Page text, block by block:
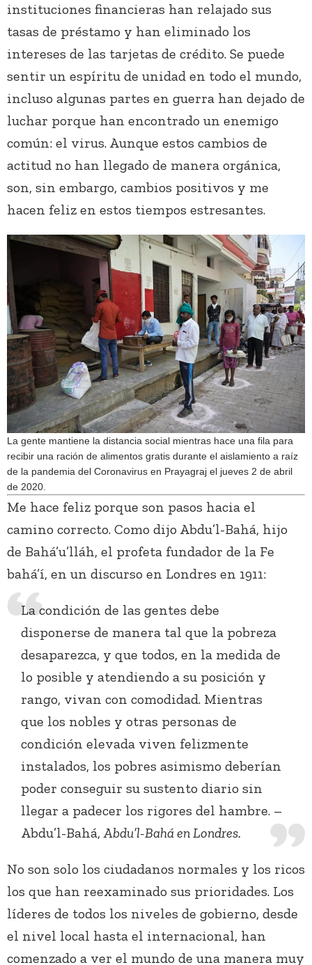
instituciones financieras han relajado sus
tasas de préstamo y han eliminado los
intereses de las tarjetas de crédito. Se puede
sentir un espíritu de unidad en todo el mundo,
incluso algunas partes en guerra han dejado de
luchar porque han encontrado un enemigo
común: el virus. Aunque estos cambios de
actitud no han llegado de manera orgánica,
son, sin embargo, cambios positivos y me
hacen feliz en estos tiempos estresantes.
La gente mantiene la distancia social mientras hace una fila para
recibir una ración de alimentos gratis durante el aislamiento a raíz
de la pandemia del Coronavirus en Prayagraj el jueves 2 de abril
de 2020.
Me hace feliz porque son pasos hacia el
camino correcto. Como dijo Abdu’l-Bahá, hijo
de Bahá’u’lláh, el profeta fundador de la Fe
bahá’í, en un discurso en Londres en 1911:
La condición de las gentes debe
disponerse de manera tal que la pobreza
desaparezca, y que todos, en la medida de
lo posible y atendiendo a su posición y
rango, vivan con comodidad. Mientras
que los nobles y otras personas de
condición elevada viven felizmente
instalados, los pobres asimismo deberían
poder conseguir su sustento diario sin
llegar a padecer los rigores del hambre. –
Abdu’l-Bahá,Abdu’l-Bahá en Londres.
No son solo los ciudadanos normales y los ricos
los que han reexaminado sus prioridades. Los
líderes de todos los niveles de gobierno, desde
el nivel local hasta el internacional, han
comenzado a ver el mundo de una manera muy